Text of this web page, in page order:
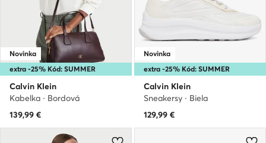
extra -25% Kód: SUMMER
Novinka
Calvin Klein
Kabelka · Bordová
139,99 €
extra -25% Kód: SUMMER
Novinka
Calvin Klein
Sneakersy · Biela
129,99 €